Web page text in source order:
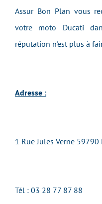
Assur Bon Plan vous
votre moto Ducati
réputation n'est plus à
Adresse :
1 Rue Jules Verne 59790
Tél : 03 28 77 87 88